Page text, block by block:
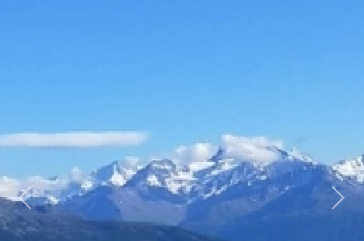
Previous Next